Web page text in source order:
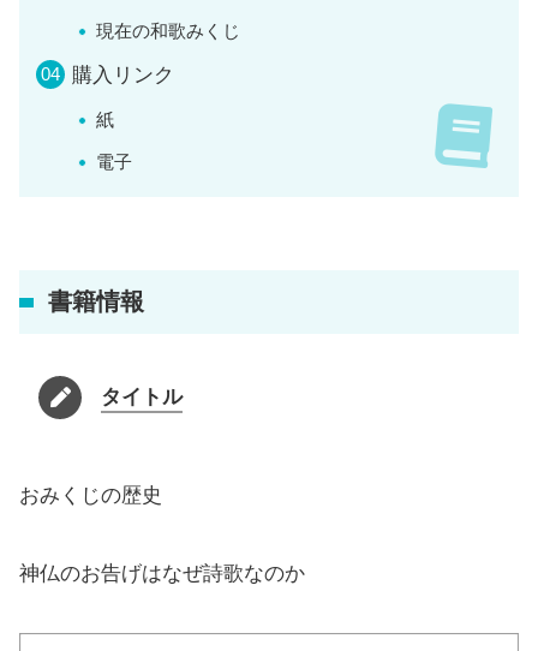
現在の和歌みくじ
購入リンク
紙
電子
書籍情報
タイトル
おみくじの歴史
神仏のお告げはなぜ詩歌なのか